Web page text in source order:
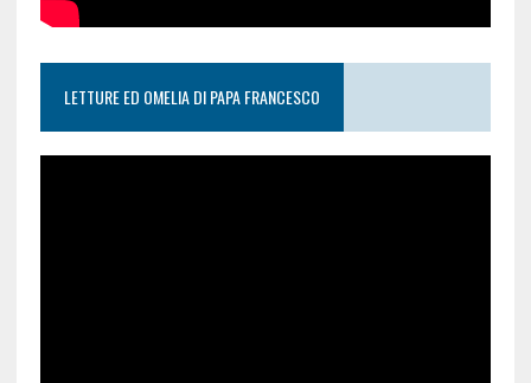
LETTURE ED OMELIA DI PAPA FRANCESCO